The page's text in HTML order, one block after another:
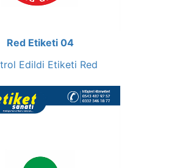
Red Etiketi 04
Edildi Etiketi Red